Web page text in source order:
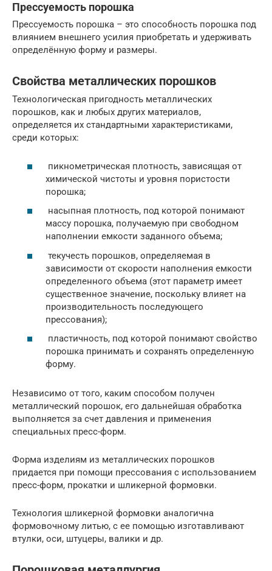
Прессуемость порошка
Прессуемость порошка – это способность порошка под
влиянием внешнего усилия приобретать и удерживать
определённую форму и размеры.
Свойства металлических порошков
Технологическая пригодность металлических
порошков, как и любых других материалов,
определяется их стандартными характеристиками,
среди которых:
пикнометрическая плотность, зависящая от
химической чистоты и уровня пористости
порошка;
насыпная плотность, под которой понимают
массу порошка, получаемую при свободном
наполнении емкости заданного объема;
текучесть порошков, определяемая в
зависимости от скорости наполнения емкости
определенного объема (этот параметр имеет
существенное значение, поскольку влияет на
производительность последующего
прессования);
пластичность, под которой понимают свойство
порошка принимать и сохранять определенную
форму.
Независимо от того, каким способом получен
металлический порошок, его дальнейшая обработка
выполняется за счет давления и применения
специальных пресс-форм.
Форма изделиям из металлических порошков
придается при помощи прессования с использованием
пресс-форм, прокатки и шликерной формовки.
Технология шликерной формовки аналогична
формовочному литью, с ее помощью изготавливают
втулки, оси, штуцеры, валики и др.